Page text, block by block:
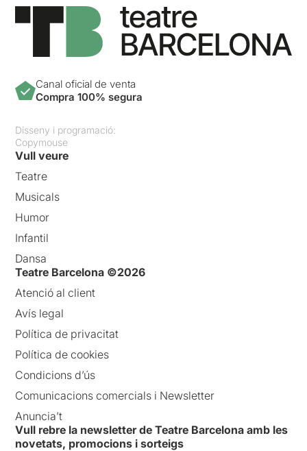
Canal oficial de venta
Compra 100% segura
Disseny i programació:
Copymouse
Vull veure
Teatre
Musicals
Humor
Infantil
Dansa
Teatre Barcelona ©2026
Atenció al client
Avís legal
Política de privacitat
Política de cookies
Condicions d’ús
Comunicacions comercials i Newsletter
Anuncia’t
Vull rebre la newsletter de Teatre Barcelona amb les
novetats, promocions i sorteigs